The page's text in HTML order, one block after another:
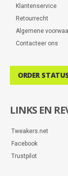
Klantenservice
Retourrecht
Algemene
Contacteer ons
ORDER
LINKS EN
Tweakers.net
Facebook
Trustpilot